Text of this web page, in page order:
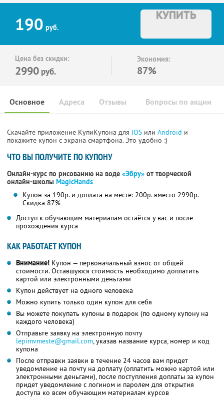
190 руб.
КУПИТЬ
Цена без скидки:
2990 руб.
Экономия:
87%
Основное Отзывы Вопросы по акции
Адреса
Скачайте приложение КупиКупона для IOS или Android и
покажите купон с экрана смартфона. Это удобно :)
ЧТО ВЫ ПОЛУЧИТЕ ПО КУПОНУ
Онлайн-курс по рисованию на воде «Эбру» от творческой
онлайн-школы MagicHands
Купон за 190р. и доплата на месте: 200р. вместо 2990р.
Скидка 87%
Доступ к обучающим материалам остаётся у вас и после
прохождения курса
КАК РАБОТАЕТ КУПОН
Внимание! Купон — первоначальный взнос от общей
стоимости. Оставшуюся стоимость необходимо доплатить
картой или электронными деньгами
Купон действует на одного человека
Можно купить только один купон для себя
Вы можете покупать купоны в подарок (по одному купону на
каждого человека)
Отправьте заявку на электронную почту
lepimvmeste@gmail.com, указав название курса, номер и код
купона
После отправки заявки в течение 24 часов вам придет
уведомление на почту на доплату (оплатить можно картой или
электронными деньгами), после поступления доплаты за купон
придет уведомление с логином и паролем для открытия
доступа ко всем обучающим материалам курсов